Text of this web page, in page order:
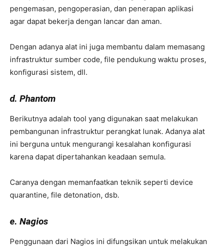
pengemasan, pengoperasian, dan penerapan aplikasi
agar dapat bekerja dengan lancar dan aman.
Dengan adanya alat ini juga membantu dalam memasang
infrastruktur sumber code, file pendukung waktu proses,
konfigurasi sistem, dll.
d. Phantom
Berikutnya adalah tool yang digunakan saat melakukan
pembangunan infrastruktur perangkat lunak. Adanya alat
ini berguna untuk mengurangi kesalahan konfigurasi
karena dapat dipertahankan keadaan semula.
Caranya dengan memanfaatkan teknik seperti device
quarantine, file detonation, dsb.
e. Nagios
Penggunaan dari Nagios ini difungsikan untuk melakukan